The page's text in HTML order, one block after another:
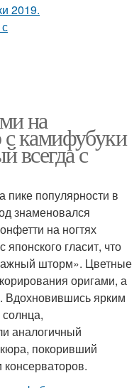
на
камифубуки
всегда с
популярности в
знаменовался
на ногтях
гласит, что
шторм». Цветные
оригами, а
Вдохновившись ярким
аналогичный
покоривший